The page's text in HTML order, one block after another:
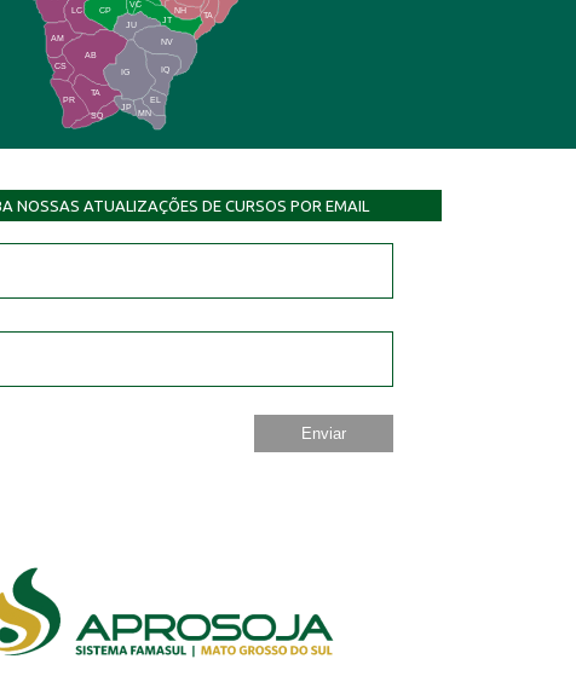
TA
NH
JT
CP
JU
NV
IQ
EL
LC
AM
AB
JP
CS
PR
TA
SQ
IG
MN
VC
NOSSAS ATUALIZAÇÕES DE CURSOS POR EMAIL